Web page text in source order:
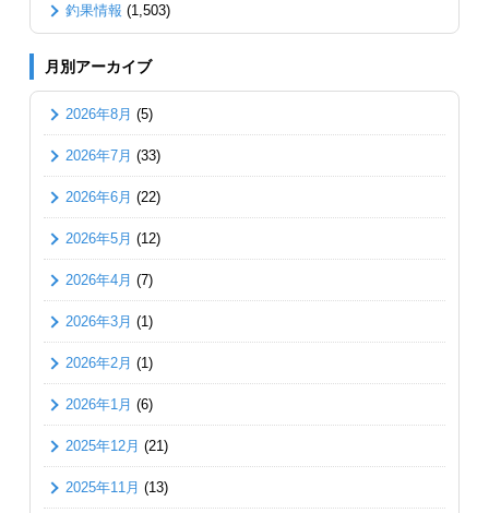
釣果情報 (1,503)
月別アーカイブ
2026年8月 (5)
2026年7月 (33)
2026年6月 (22)
2026年5月 (12)
2026年4月 (7)
2026年3月 (1)
2026年2月 (1)
2026年1月 (6)
2025年12月 (21)
2025年11月 (13)